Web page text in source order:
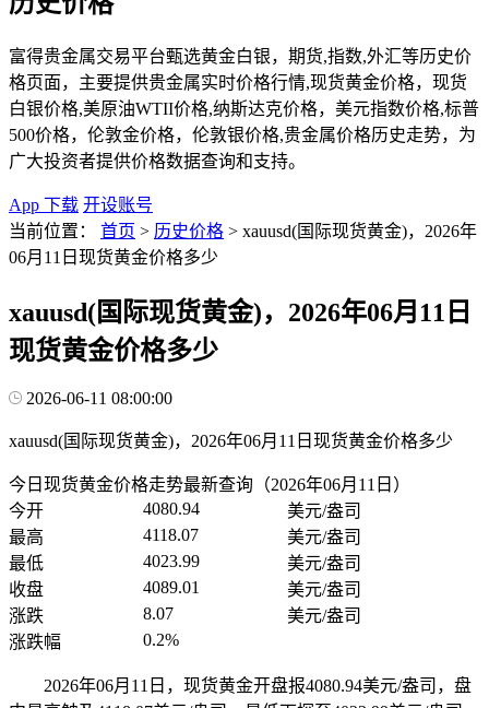
富得贵金属交易平台甄选黄金白银，期货,指数,外汇等历史价
格页面，主要提供贵金属实时价格行情,现货黄金价格，现货
白银价格,美原油WTII价格,纳斯达克价格，美元指数价格,标普
500价格，伦敦金价格，伦敦银价格,贵金属价格历史走势，为
广大投资者提供价格数据查询和支持。
App 下载 开设账号
当前位置：
首页 > 历史价格 > xauusd(国际现货黄金)，2026年
06月11日现货黄金价格多少
xauusd(国际现货黄金)，2026年06月11日
现货黄金价格多少
2026-06-11 08:00:00
xauusd(国际现货黄金)，2026年06月11日现货黄金价格多少
今日现货黄金价格走势最新查询（2026年06月11日）
今开
4080.94
美元/盎司
最高
4118.07
美元/盎司
最低
4023.99
美元/盎司
收盘
4089.01
美元/盎司
涨跌
8.07
美元/盎司
涨跌幅
0.2%
2026年06月11日，现货黄金开盘报4080.94美元/盎司，盘